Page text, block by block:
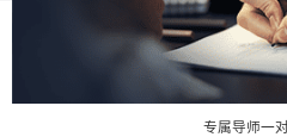
专属导师一